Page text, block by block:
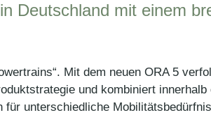
Deutschland mit einem
Mit dem neuen ORA 5
und kombiniert
für unterschiedliche